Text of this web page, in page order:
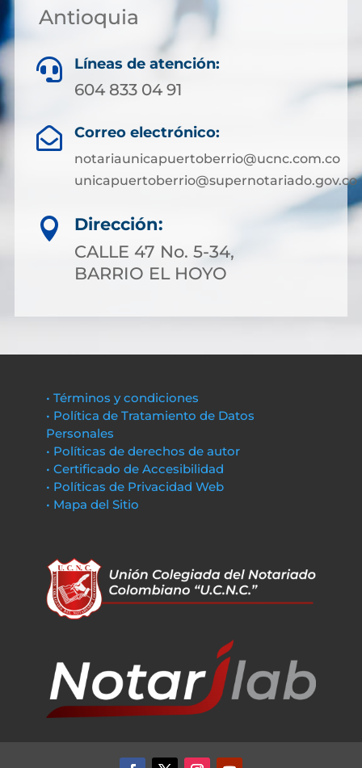
Antioquia
 Líneas de atención:
604 833 04 91
 Correo electrónico:
notariaunicapuertoberrio@ucnc.com.co
unicapuertoberrio@supernotariado.gov.co

Dirección:
CALLE 47 No. 5-34,
BARRIO EL HOYO
• Términos y condiciones
• Política de Tratamiento de Datos
Personales
• Políticas de derechos de autor
• Certificado de Accesibilidad
• Políticas de Privacidad Web
• Mapa del Sitio